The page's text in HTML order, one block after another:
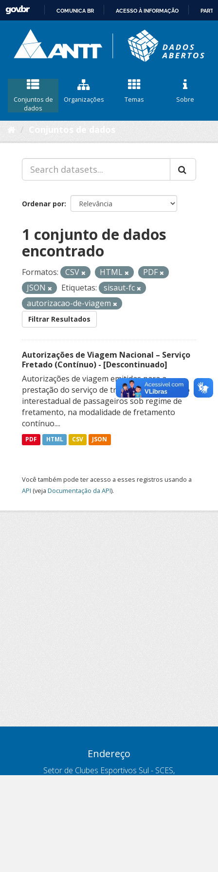
CONTEÚDO
COMUNICA BR ACESSO À INFORMAÇÃO
Conjuntos de
dados
Organizações Temas Sobre
Ordenar por
1 conjunto de dados
encontrado
Formatos: CSV HTML
PDF
JSON
Etiquetas:
sisaut-fc
autorizacao-de-viagem
Filtrar Resultados
Autorizações de Viagem Nacional – Serviço
Fretado (Contínuo) - [Descontinuado]
Autorizações de viagem emitidas para a
prestação do serviço de transporte rodoviário
interestadual de passageiros sob regime de
fretamento, na modalidade de fretamento
contínuo....
PDF HTML CSV JSON
Você também pode ter acesso a esses registros usando a
API (veja Documentação da API).
Endereço
Setor de Clubes Esportivos Sul - SCES,